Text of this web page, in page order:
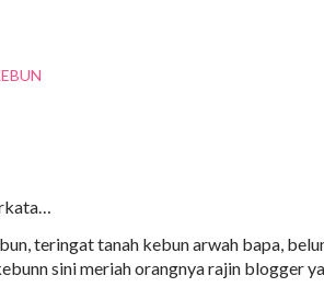
teringat tanah kebun arwah bapa,
sini meriah orangnya rajin blogger